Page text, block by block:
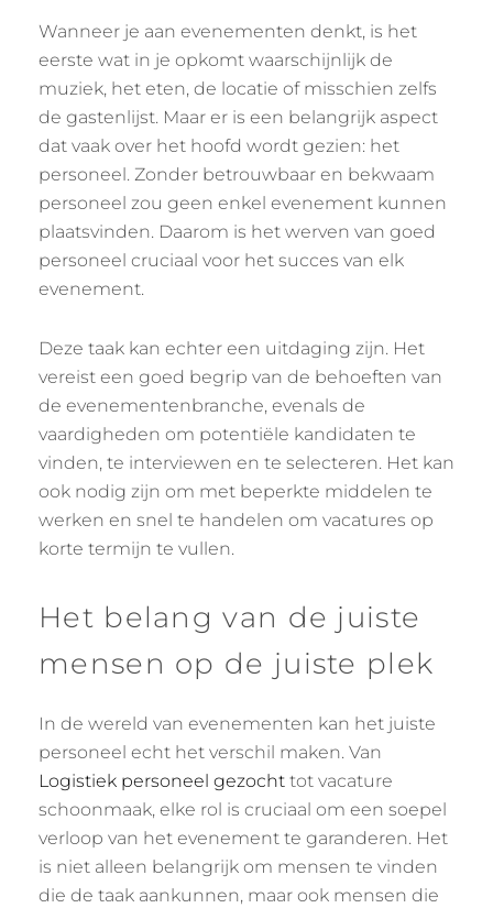
Wanneer je aan evenementen denkt, is het
eerste wat in je opkomt waarschijnlijk de
muziek, het eten, de locatie of misschien zelfs
de gastenlijst. Maar er is een belangrijk aspect
dat vaak over het hoofd wordt gezien: het
personeel. Zonder betrouwbaar en bekwaam
personeel zou geen enkel evenement kunnen
plaatsvinden. Daarom is het werven van goed
personeel cruciaal voor het succes van elk
evenement.
Deze taak kan echter een uitdaging zijn. Het
vereist een goed begrip van de behoeften van
de evenementenbranche, evenals de
vaardigheden om potentiële kandidaten te
vinden, te interviewen en te selecteren. Het kan
ook nodig zijn om met beperkte middelen te
werken en snel te handelen om vacatures op
korte termijn te vullen.
Het belang van de juiste
mensen op de juiste plek
In de wereld van evenementen kan het juiste
personeel echt het verschil maken. Van
Logistiek personeel gezocht tot vacature
schoonmaak, elke rol is cruciaal om een soepel
verloop van het evenement te garanderen. Het
is niet alleen belangrijk om mensen te vinden
die de taak aankunnen, maar ook mensen die